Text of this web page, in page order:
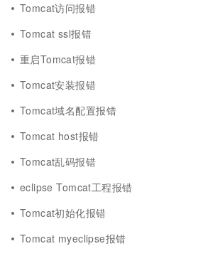
Tomcat访问报错
Tomcat ssl报错
重启Tomcat报错
Tomcat安装报错
Tomcat域名配置报错
Tomcat host报错
Tomcat乱码报错
eclipse Tomcat工程报错
Tomcat初始化报错
Tomcat myeclipse报错